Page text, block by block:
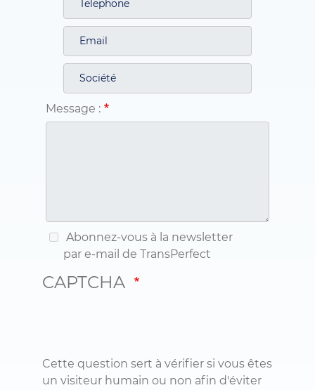
Message :
Abonnez-vous à la newsletter
par e-mail de TransPerfect
CAPTCHA
Cette question sert à vérifier si vous êtes
un visiteur humain ou non afin d'éviter